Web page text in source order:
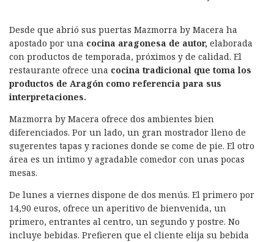
Desde que abrió sus puertas Mazmorra by Macera ha
apostado por una cocina aragonesa de autor, elaborada
con productos de temporada, próximos y de calidad. El
restaurante ofrece una cocina tradicional que toma los
productos de Aragón como referencia para sus
interpretaciones.
Mazmorra by Macera ofrece dos ambientes bien
diferenciados. Por un lado, un gran mostrador lleno de
sugerentes tapas y raciones donde se come de pie. El otro
área es un intimo y agradable comedor con unas pocas
mesas.
De lunes a viernes dispone de dos menús. El primero por
14,90 euros, ofrece un aperitivo de bienvenida, un
primero, entrantes al centro, un segundo y postre. No
incluye bebidas. Prefieren que el cliente elija su bebida